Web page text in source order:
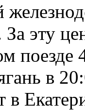
За эту
поезде
в
в